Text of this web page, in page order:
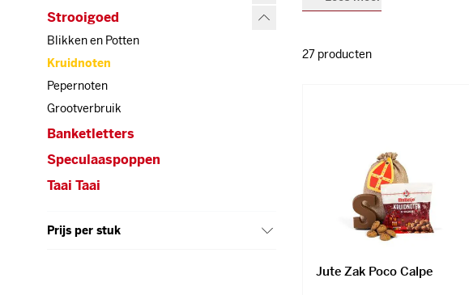
Strooigoed
Strooigoed
Blikken en Potten
Blikken en Potten
Kruidnoten
Kruidnoten
Pepernoten
Pepernoten
Grootverbruik
Grootverbruik
Banketletters
Banketletters
Speculaaspoppen
Speculaaspoppen
Taai Taai
Taai Taai
Prijs per stuk
27 producten
Jute Zak Poco Calpe